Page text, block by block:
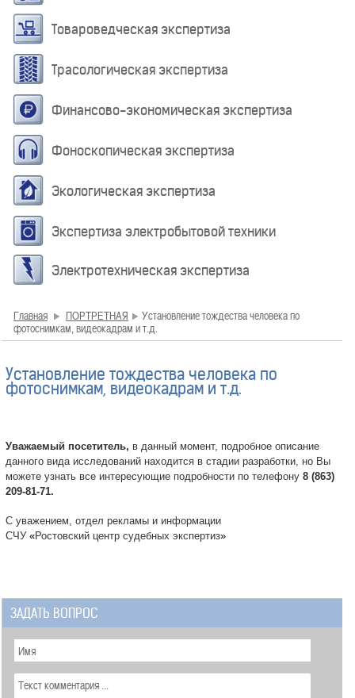
Товароведческая экспертиза
Трасологическая экспертиза
Финансово-экономическая экспертиза
Фоноскопическая экспертиза
Экологическая экспертиза
Экспертиза электробытовой техники
Электротехническая экспертиза
Главная ПОРТРЕТНАЯ
Установление тождества человека по
фотоснимкам, видеокадрам и т.д.
Установление тождества человека по
фотоснимкам, видеокадрам и т.д.
Уважаемый посетитель, в данный момент, подробное описание
данного вида исследований находится в стадии разработки, но Вы
можете узнать все интересующие подробности по телефону 8 (863)
209-81-71.
С уважением, отдел рекламы и информации
СЧУ «Ростовский центр судебных экспертиз»
ЗАДАТЬ ВОПРОС